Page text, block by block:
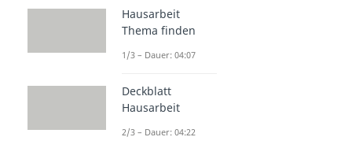
Hausarbeit
Thema finden
1/3 – Dauer: 04:07
Deckblatt
Hausarbeit
2/3 – Dauer: 04:22